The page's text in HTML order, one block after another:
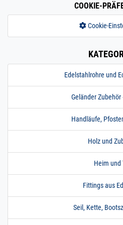
COOKIE-
Cookie-
Edelstahlrohre und
Geländer
Handläufe,
Holz und
Heim und
Fittings aus
Seil, Kette,